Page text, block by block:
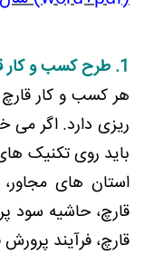
1. طرح کسب و کار قارچ
هر کسب و کار قارچ
ریزی دارد. اگر می
باید روی تکنیک
استان های
قارچ، حاشیه سود
قارچ، فرآیند پرورش